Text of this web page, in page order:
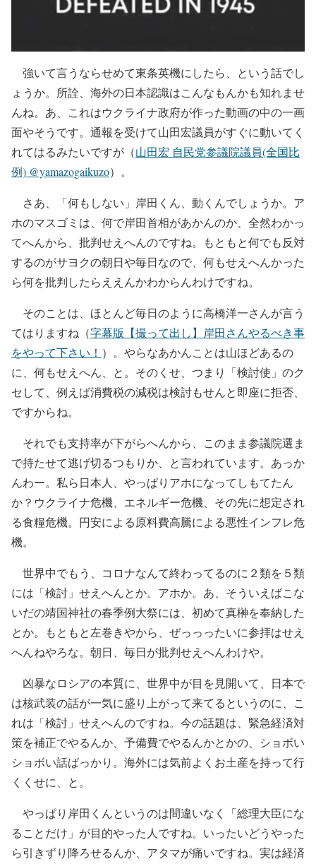
強いて言うならせめて東条英機にしたら、という話でし
ょうか。所詮、海外の日本認識はこんなもんかも知れませ
んね。あ、これはウクライナ政府が作った動画の中の一画
面やそうです。通報を受けて山田宏議員がすぐに動いてく
れてはるみたいですが（山田宏 自民党参議院議員(全国比
例) @yamazogaikuzo）。
さあ、「何もしない」岸田くん、動くんでしょうか。ア
ホのマスゴミは、何で岸田首相があかんのか、全然わかっ
てへんから、批判せえへんのですね。もともと何でも反対
するのがサヨクの朝日や毎日なので、何もせえへんかった
ら何を批判したらええんかわからんわけですね。
そのことは、ほとんど毎日のように高橋洋一さんが言う
てはりますね（字幕版【撮って出し】岸田さんやるべき事
をやって下さい！ ）。やらなあかんことは山ほどあるの
に、何もせえへん、と。そのくせ、つまり「検討使」のク
セして、例えば消費税の減税は検討もせんと即座に拒否、
ですからね。
それでも支持率が下がらへんから、このまま参議院選ま
で持たせて逃げ切るつもりか、と言われています。あっか
んわー。私ら日本人、やっぱりアホになってしもてたん
か？ウクライナ危機、エネルギー危機、その先に想定され
る食糧危機。円安による原料費高騰による悪性インフレ危
機。
世界中でもう、コロナなんて終わってるのに２類を５類
には「検討」せえへんとか。アホか。あ、そういえばこな
いだの靖国神社の春季例大祭には、初めて真榊を奉納した
とか。もともと左巻きやから、ぜっっったいに参拝はせえ
へんねやろな。朝日、毎日が批判せえへんわけや。
凶暴なロシアの本質に、世界中が目を見開いて、日本で
は核武装の話が一気に盛り上がって来てるというのに、こ
れは「検討」せえへんのですね。今の話題は、緊急経済対
策を補正でやるんか、予備費でやるんかとかの、ショボい
ショボい話ばっかり。海外には気前よくお土産を持って行
くくせに、と。
やっぱり岸田くんというのは間違いなく「総理大臣にな
ることだけ」が目的やった人ですね。いったいどうやった
ら引きずり降ろせるんか、アタマが痛いですね。実は経済